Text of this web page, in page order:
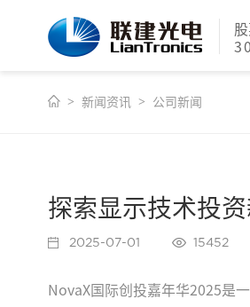
新闻资讯 公司新闻
探索显示技术投
2025-07-01 15452
NovaX国际创投嘉年华2025是